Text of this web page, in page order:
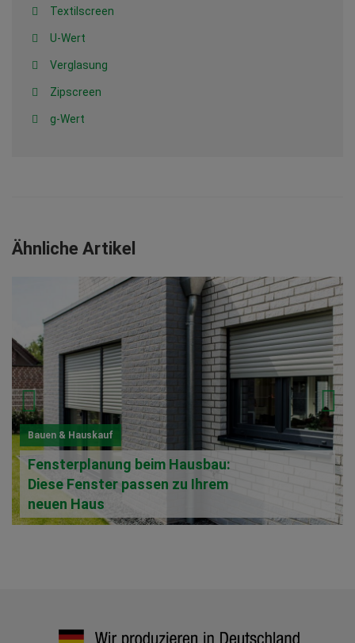
Textilscreen
U-Wert
Verglasung
Zipscreen
g-Wert
Ähnliche Artikel
Bauen & Hauskauf
Fensterplanung beim Hausbau:
Diese Fenster passen zu Ihrem
neuen Haus